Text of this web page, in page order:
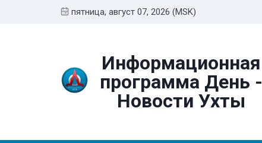
пятница, август 07, 2026 (MSK)
Информационная
программа День -
Новости Ухты